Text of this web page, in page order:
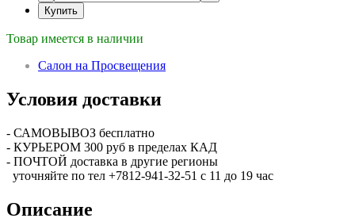
Купить
Товар имеется в наличии
Салон на Просвещения
Условия доставки
- САМОВЫВОЗ бесплатно
- КУРЬЕРОМ 300 руб в пределах КАД
- ПОЧТОЙ доставка в другие регионы
уточняйте по тел +7812-941-32-51 с 11 до 19 час
Описание